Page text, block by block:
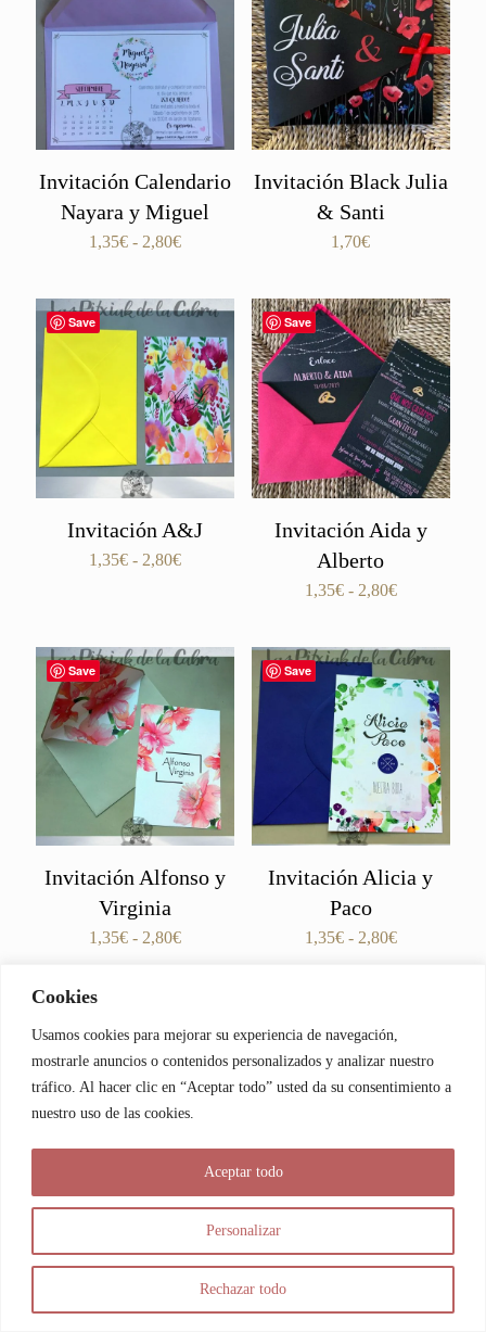
Cookies
Usamos cookies para mejorar su experiencia de navegación,
mostrarle anuncios o contenidos personalizados y analizar nuestro
tráfico. Al hacer clic en “Aceptar todo” usted da su consentimiento a
nuestro uso de las cookies.
Personalizar
Rechazar todo
Aceptar todo
hasta
2,80€
Invitación Calendario
Nayara y Miguel
1,35€ - 2,80€Rango
desde
hasta
2,80€
Invitación Black Julia
& Santi
1,70€
Save
Invitación A&J
1,35€ - 2,80€Rango
1,35€
Save
Invitación Aida y
Alberto
1,35€ - 2,80€Rango
desde
1,35€
hasta
2,80€
Save
Invitación Alfonso y
Virginia
1,35€ - 2,80€Rango
1,35€
Save
Invitación Alicia y
Paco
1,35€ - 2,80€Rango
Invitación Alejandra
Mandala
Rango
Invitaciones Zoraida y
Daniel
con
1,35€ - 2,80€Rango